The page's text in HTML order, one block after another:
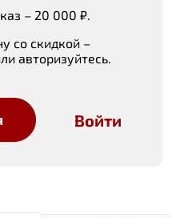
– 20 000 ₽.
со скидкой –
авторизуйтесь.
Войти